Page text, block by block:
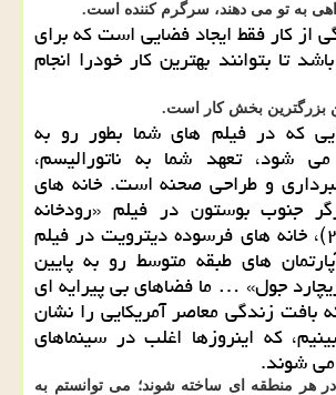
به تو می دهند، سرگرم کننده است.
از کار فقط ایجاد فضایی است که برای
تا بتوانند بهترین کار خودرا انجام
بزرگترین بخش کار است.
که در فیلم های شما بطور رو به
می شود، تعهد شما به ناتورالیسم،
و طراحی صحنه است. خانه های
جنوب بوستون در فیلم «رودخانه
میستیک» (۲۰۰۳)، خانه های فرسوده دیترویت در فیلم
های طبقه متوسط رو به پایین
جول» … ما فضاهای بی پیرایه ای
بافت زندگی معاصر آمریکایی را نشان
که اینروزها اغلب در سینماهای
شوند.
هر منطقه ای ساخته شوند؛ می توانستم به